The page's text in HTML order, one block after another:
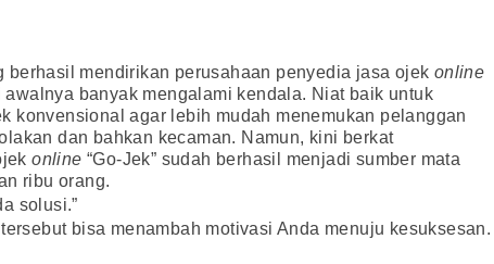
berhasil mendirikan perusahaan penyedia jasa ojek online
banyak mengalami kendala. Niat baik untuk
konvensional agar lebih mudah menemukan pelanggan
dan bahkan kecaman. Namun, kini berkat
online “Go-Jek” sudah berhasil menjadi sumber mata
ribu orang.
solusi.”
bisa menambah motivasi Anda menuju kesuksesan.